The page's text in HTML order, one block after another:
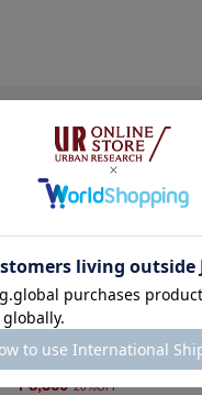
プリントイージーパンツ
くナチュラルな風合いのパンツ♢♦︎
いるのと柄ということで
をやや高めに合わせると、
きる着丈でした◎
ストレートシルエットで、
トは問わず着回し力の高い1本
アソートプリントイージーパン
着用カラー：BEIGE
着用サイズ：Free
￥8,360 20%OFF